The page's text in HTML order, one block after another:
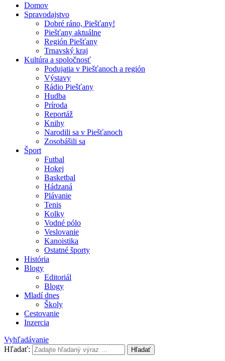
Domov
Spravodajstvo
Dobré ráno, Piešťany!
Piešťany aktuálne
Región Piešťany
Trnavský kraj
Kultúra a spoločnosť
Podujatia v Piešťanoch a región
Výstavy
Rádio Piešťany
Hudba
Príroda
Reportáž
Knihy
Narodili sa v Piešťanoch
Zosobášili sa
Šport
Futbal
Hokej
Basketbal
Hádzaná
Plávanie
Tenis
Kolky
Vodné pólo
Veslovanie
Kanoistika
Ostatné športy
História
Blogy
Editoriál
Blogy
Mladí dnes
Školy
Cestovanie
Inzercia
Vyhľadávanie
Hľadať:
Hľadať